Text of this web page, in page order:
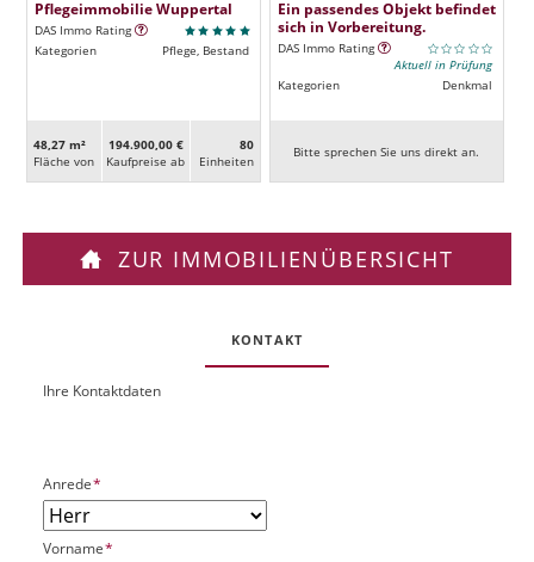
Pflegeimmobilie Wuppertal
DAS Immo Rating
Kategorien
Pflege, Bestand
48,27 m²
Fläche von
194.900,00 €
Kaufpreise ab
80
Ein­heiten
Ein passendes Objekt befindet
sich in Vorbereitung.
DAS Immo Rating
Aktuell in Prüfung
Kategorien
Denkmal
Bitte sprechen Sie uns direkt an.
ZUR IMMOBILIENÜBERSICHT
KONTAKT
O
k
P
UIhre Kontaktdaten
P
f
l
i
Anrede*
P
Vorname*